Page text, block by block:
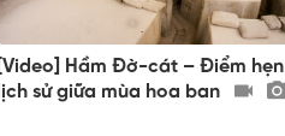
[Video] Hầm Đờ-cát – Điểm hẹn
lịch sử giữa mùa hoa ban